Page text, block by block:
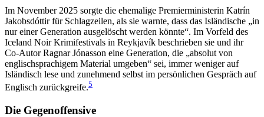
Im November 2025 sorgte die ehemalige Premierministerin Katrín
Jakobsdóttir für Schlagzeilen, als sie warnte, dass das Isländische „in
nur einer Generation ausgelöscht werden könnte“. Im Vorfeld des
Iceland Noir Krimifestivals in Reykjavík beschrieben sie und ihr
Co-Autor Ragnar Jónasson eine Generation, die „absolut von
englischsprachigem Material umgeben“ sei, immer weniger auf
Isländisch lese und zunehmend selbst im persönlichen Gespräch auf
Englisch zurückgreife.5
Die Gegenoffensive